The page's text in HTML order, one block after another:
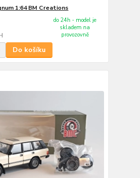
1:64 BM Creations
do 24h - model je
skladem na
provozovně
Do košíku